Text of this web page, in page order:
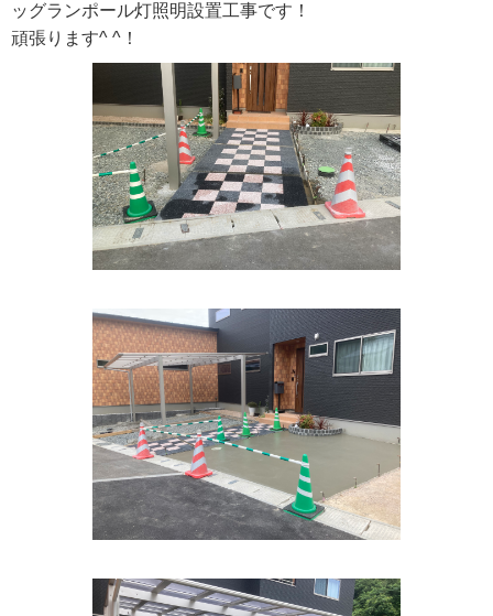
ッグランポール灯照明設置工事です！
頑張ります^ ^！